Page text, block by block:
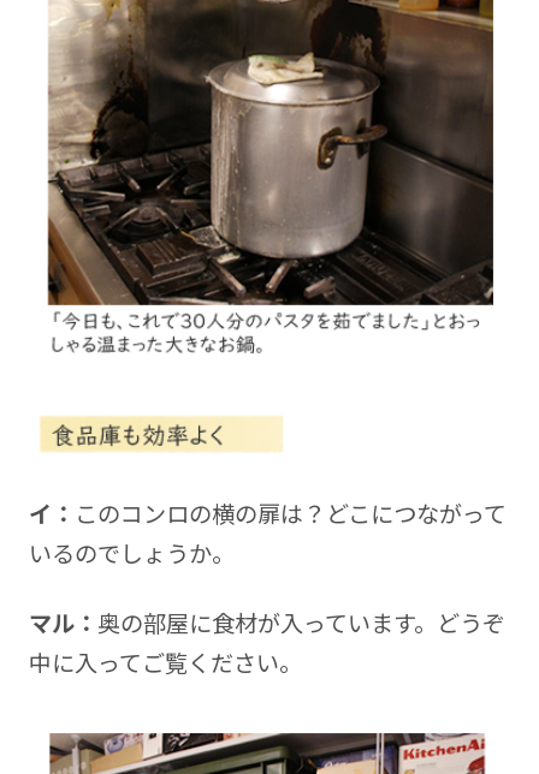
イ： このコンロの横の扉は？どこにつながって
いるのでしょうか。
マル： 奥の部屋に食材が入っています。どうぞ
中に入ってご覧ください。